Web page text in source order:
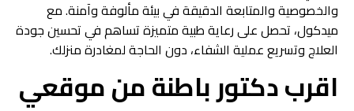
والخصوصية والمتابعة الدقيقة في بيئة مألوفة وآمنة. مع
ميدكول، تحصل على رعاية طبية متميزة تساهم في تحسين جودة
العلاج وتسريع عملية الشفاء، دون الحاجة لمغادرة منزلك.
اقرب دكتور باطنة من موقعي